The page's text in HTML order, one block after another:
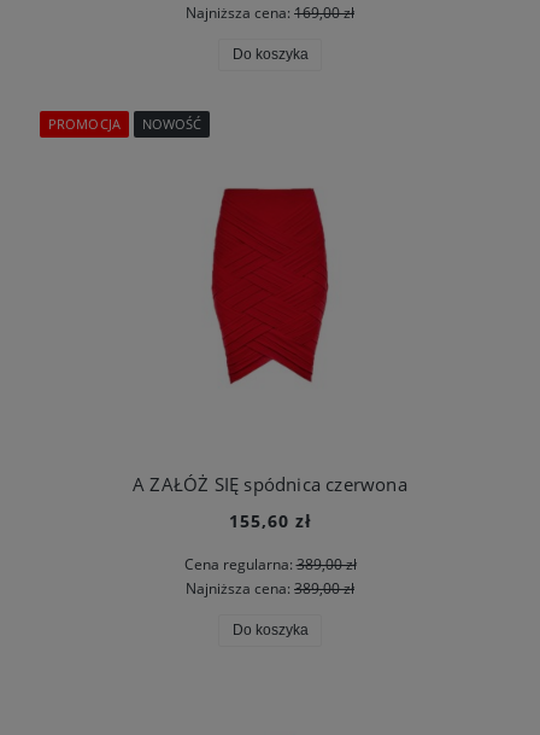
Najniższa cena: 169,00 zł
Do koszyka
A ZAŁÓŻ SIĘ spódnica czerwona
155,60 zł
Cena regularna:389,00 zł
Najniższa cena: 389,00 zł
Do koszyka
PROMOCJA NOWOŚĆ